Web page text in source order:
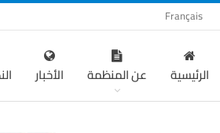
Français
الرئيسية عن المنظمة الأخبار